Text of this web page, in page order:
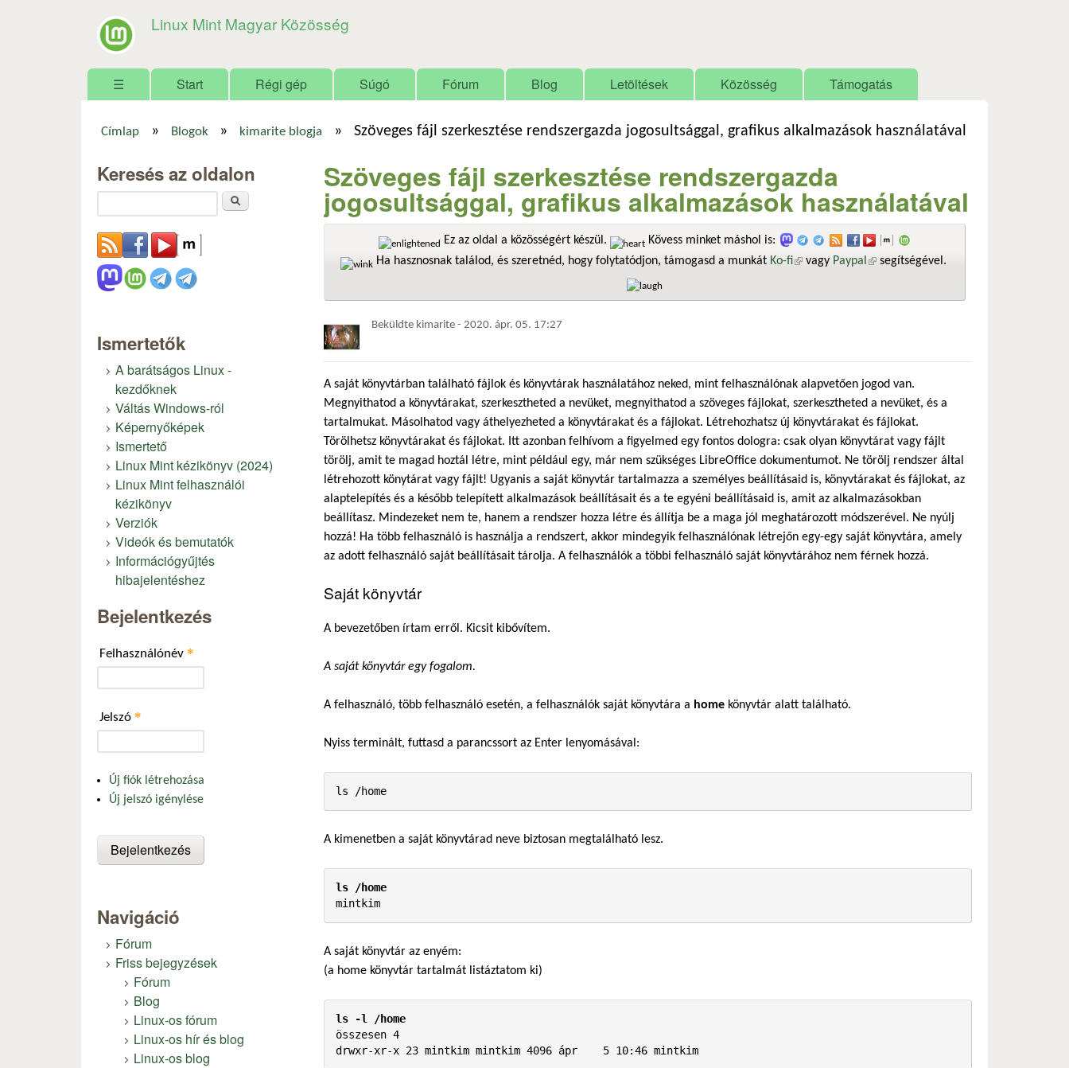
Linux Mint Magyar Közösség
Főmenü
☰ Start Régi gép Súgó Fórum Blog Letöltések Közösség Támogatás
Címlap » Blogok » kimarite blogja » Szöveges fájl szerkesztése rendszergazda jogosultsággal, grafikus alkalmazások használatával
Szöveges fájl szerkesztése rendszergazda
jogosultsággal, grafikus alkalmazások használatával
Ez az oldal a közösségért készül.
Kövess minket máshol is:
Ha hasznosnak találod, és szeretnéd, hogy folytatódjon, támogasd a munkát Ko-fi(külső hivatkozás)
vagy Paypal (külső hivatkozás)
segítségével.
Beküldte kimarite - 2020. ápr. 05. 17:27
A saját könyvtárban található fájlok és könyvtárak használatához neked, mint felhasználónak alapvetően jogod van.
Megnyithatod a könyvtárakat, szerkesztheted a nevüket, megnyithatod a szöveges fájlokat, szerkesztheted a nevüket, és a
tartalmukat. Másolhatod vagy áthelyezheted a könyvtárakat és a fájlokat. Létrehozhatsz új könyvtárakat és fájlokat.
Törölhetsz könyvtárakat és fájlokat. Itt azonban felhívom a figyelmed egy fontos dologra: csak olyan könyvtárat vagy fájlt
törölj, amit te magad hoztál létre, mint például egy, már nem szükséges LibreOffice dokumentumot. Ne törölj rendszer által
létrehozott könytárat vagy fájlt! Ugyanis a saját könyvtár tartalmazza a személyes beállításaid is, könyvtárakat és fájlokat, az
alaptelepítés és a később telepített alkalmazások beállításait és a te egyéni beállításaid is, amit az alkalmazásokban
beállítasz. Mindezeket nem te, hanem a rendszer hozza létre és állítja be a maga jól meghatározott módszerével. Ne nyúlj
hozzá! Ha több felhasználó is használja a rendszert, akkor mindegyik felhasználónak létrejőn egy-egy saját könyvtára, amely
az adott felhasználó saját beállításait tárolja. A felhasználók a többi felhasználó saját könyvtárához nem férnek hozzá.
Saját könyvtár
A bevezetőben írtam erről. Kicsit kibővítem.
A saját könyvtár egy fogalom.
A felhasználó, több felhasználó esetén, a felhasználók saját könyvtára a home könyvtár alatt található.
Nyiss terminált, futtasd a parancssort az Enter lenyomásával:
ls /home
A kimenetben a saját könyvtárad neve biztosan megtalálható lesz.
ls /home
mintkim
A saját könyvtár az enyém:
(a home könyvtár tartalmát listáztatom ki)
ls -l /home
összesen 4
drwxr-xr-x 23 mintkim mintkim 4096 ápr    5 10:46 mintkim
Keresés az oldalon
Ismertetők
A barátságos Linux -
kezdőknek
Váltás Windows-ról
Képernyőképek
Ismertető
Linux Mint kézikönyv (2024)
Linux Mint felhasználói
kézikönyv
Verziók
Videók és bemutatók
Információgyűjtés
hibajelentéshez
Bejelentkezés
Felhasználónév *
Jelszó *
Új fiók létrehozása
Új jelszó igénylése
Navigáció
Fórum
Friss bejegyzések
Fórum
Blog
Linux-os fórum
Linux-os hír és blog
Linux-os blog